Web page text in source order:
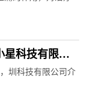
星科技有限公
圳科技有限公司介